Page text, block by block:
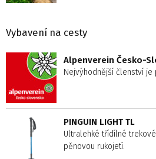
Vybavení na cesty
Alpenverein Česko-
Nejvýhodnější členství
PINGUIN LIGHT TL
Ultralehké třídílné
pěnovou rukojetí.